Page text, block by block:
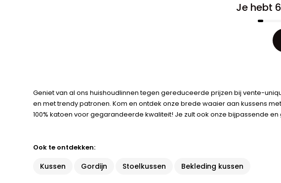
Je hebt
Geniet van al ons huishoudlinnen tegen gereduceerde prijzen bij vente-
en met trendy patronen. Kom en ontdek onze brede waaier aan kussens
100% katoen voor gegarandeerde kwaliteit! Je zult ook onze bijpassende
Ook te ontdekken:
Kussen Gordijn Stoelkussen Bekleding kussen